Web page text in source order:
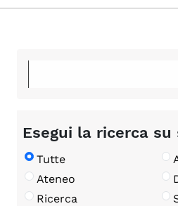
Esegui la ricerca su
Tutte
Ateneo
Ricerca